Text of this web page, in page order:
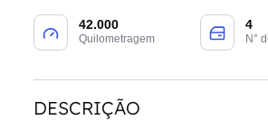
42.000
Quilometragem
4
N°
DESCRIÇÃO